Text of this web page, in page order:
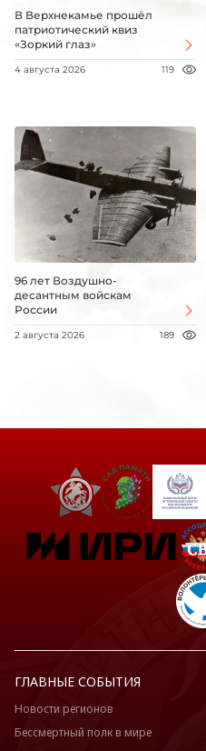
В Верхнекамье прошёл
патриотический квиз
«Зоркий глаз»
4 августа 2026 119
96 лет Воздушно-
десантным войскам
России
2 августа 2026 189
ГЛАВНЫЕ СОБЫТИЯ
Новости регионов
Бессмертный полк в мире